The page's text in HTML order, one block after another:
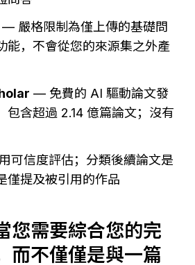
— 嚴格限制為僅上傳的基礎問
能，不會從您的來源集之外產
— 免費的 AI 驅動論文發
包含超過 2.14 億篇論文；沒有
可信度評估；分類後續論文是
僅提及被引用的作品
需要綜合您的完
而不僅僅是與一篇